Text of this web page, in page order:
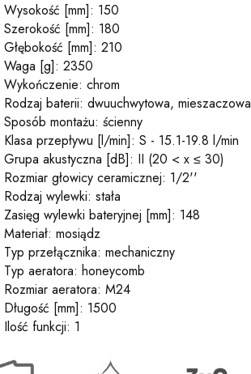
Wysokość [mm]: 150
Szerokość [mm]: 180
Głębokość [mm]: 210
Waga [g]: 2350
Wykończenie: chrom
Rodzaj baterii: dwuuchwytowa, mieszaczowa
Sposób montażu: ścienny
Klasa przepływu [l/min]: S - 15.1-19.8 l/min
Grupa akustyczna [dB]: II (20 < x ≤ 30)
Rozmiar głowicy ceramicznej: 1/2''
Rodzaj wylewki: stała
Zasięg wylewki bateryjnej [mm]: 148
Materiał: mosiądz
Typ przełącznika: mechaniczny
Typ aeratora: honeycomb
Rozmiar aeratora: M24
Długość [mm]: 1500
Ilość funkcji: 1